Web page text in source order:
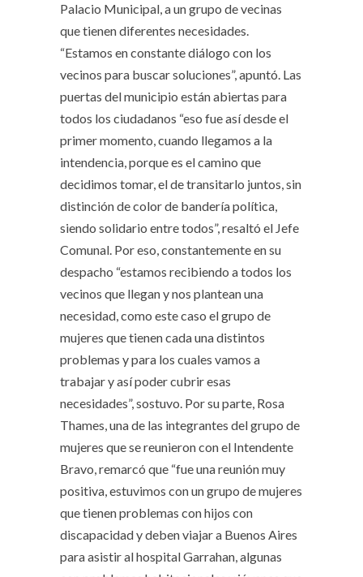
Palacio Municipal, a un grupo de vecinas
que tienen diferentes necesidades.
“Estamos en constante diálogo con los
vecinos para buscar soluciones”, apuntó. Las
puertas del municipio están abiertas para
todos los ciudadanos “eso fue así desde el
primer momento, cuando llegamos a la
intendencia, porque es el camino que
decidimos tomar, el de transitarlo juntos, sin
distinción de color de bandería política,
siendo solidario entre todos”, resaltó el Jefe
Comunal. Por eso, constantemente en su
despacho “estamos recibiendo a todos los
vecinos que llegan y nos plantean una
necesidad, como este caso el grupo de
mujeres que tienen cada una distintos
problemas y para los cuales vamos a
trabajar y así poder cubrir esas
necesidades”, sostuvo. Por su parte, Rosa
Thames, una de las integrantes del grupo de
mujeres que se reunieron con el Intendente
Bravo, remarcó que “fue una reunión muy
positiva, estuvimos con un grupo de mujeres
que tienen problemas con hijos con
discapacidad y deben viajar a Buenos Aires
para asistir al hospital Garrahan, algunas